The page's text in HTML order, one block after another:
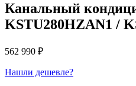
Канальный
KSTU280HZAN1 /
562 990 ₽
Нашли дешевле?